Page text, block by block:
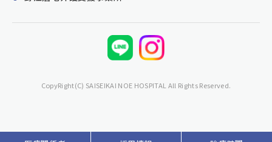
CopyRight(C) SAISEIKAI NOE HOSPITAL All Rights Reserved.